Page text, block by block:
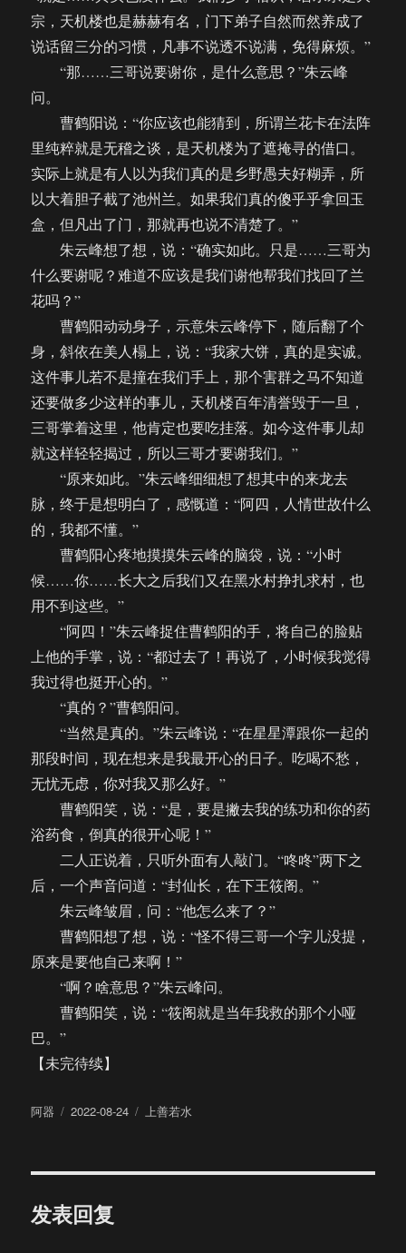
宗，天机楼也是赫赫有名，门下弟子自然而然养成了
说话留三分的习惯，凡事不说透不说满，免得麻烦。”
“那……三哥说要谢你，是什么意思？”朱云峰
问。
曹鹤阳说：“你应该也能猜到，所谓兰花卡在法阵
里纯粹就是无稽之谈，是天机楼为了遮掩寻的借口。
实际上就是有人以为我们真的是乡野愚夫好糊弄，所
以大着胆子截了池州兰。如果我们真的傻乎乎拿回玉
盒，但凡出了门，那就再也说不清楚了。”
朱云峰想了想，说：“确实如此。只是……三哥为
什么要谢呢？难道不应该是我们谢他帮我们找回了兰
花吗？”
曹鹤阳动动身子，示意朱云峰停下，随后翻了个
身，斜依在美人榻上，说：“我家大饼，真的是实诚。
这件事儿若不是撞在我们手上，那个害群之马不知道
还要做多少这样的事儿，天机楼百年清誉毁于一旦，
三哥掌着这里，他肯定也要吃挂落。如今这件事儿却
就这样轻轻揭过，所以三哥才要谢我们。”
“原来如此。”朱云峰细细想了想其中的来龙去
脉，终于是想明白了，感慨道：“阿四，人情世故什么
的，我都不懂。”
曹鹤阳心疼地摸摸朱云峰的脑袋，说：“小时
候……你……长大之后我们又在黑水村挣扎求村，也
用不到这些。”
“阿四！”朱云峰捉住曹鹤阳的手，将自己的脸贴
上他的手掌，说：“都过去了！再说了，小时候我觉得
我过得也挺开心的。”
“真的？”曹鹤阳问。
“当然是真的。”朱云峰说：“在星星潭跟你一起的
那段时间，现在想来是我最开心的日子。吃喝不愁，
无忧无虑，你对我又那么好。”
曹鹤阳笑，说：“是，要是撇去我的练功和你的药
浴药食，倒真的很开心呢！”
二人正说着，只听外面有人敲门。“咚咚”两下之
后，一个声音问道：“封仙长，在下王筱阁。”
朱云峰皱眉，问：“他怎么来了？”
曹鹤阳想了想，说：“怪不得三哥一个字儿没提，
原来是要他自己来啊！”
“啊？啥意思？”朱云峰问。
曹鹤阳笑，说：“筱阁就是当年我救的那个小哑
巴。”
【未完待续】
作
阿器
发
2022-08-24
分
上善若水
发表回复